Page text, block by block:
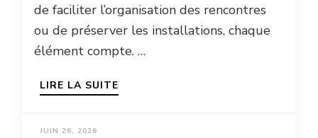
de faciliter l’organisation des rencontres
ou de préserver les installations, chaque
élément compte. …
LIRE LA SUITE
JUIN 26, 2026